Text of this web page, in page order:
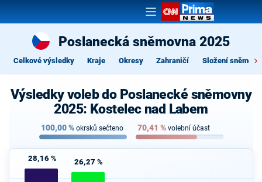
Poslanecká sněmovna 2025
Celkové výsledky Kraje Okresy Zahraničí Složení
Výsledky voleb do Poslanecké sněmovny
2025: Kostelec nad Labem
100,00% okrsků sečteno 70,41 % volební účast
28,16 % 26,27 %